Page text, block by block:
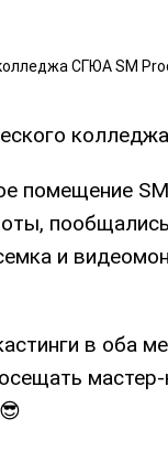
помещение
и
в оба